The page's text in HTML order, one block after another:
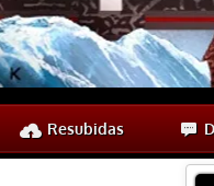
Resubidas